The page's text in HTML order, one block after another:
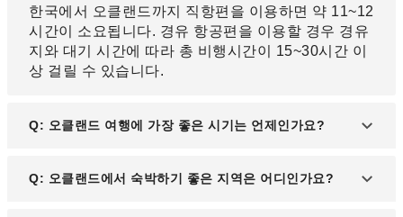
한국에서 오클랜드까지 직항편을 이용하면 약 11~12
시간이 소요됩니다. 경유 항공편을 이용할 경우 경유
지와 대기 시간에 따라 총 비행시간이 15~30시간 이
상 걸릴 수 있습니다.
Q: 오클랜드 여행에 가장 좋은 시기는 언제인가요?
A: 오클랜드는 연중 온화한 기후를 가지고 있어 언제
Q: 오클랜드에서 숙박하기 좋은 지역은 어디인가요?